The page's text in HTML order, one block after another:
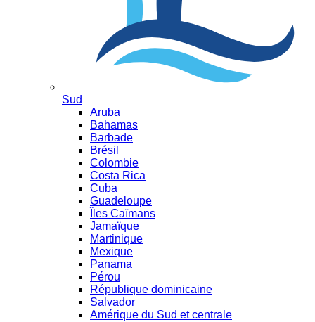
Sud
Aruba
Bahamas
Barbade
Brésil
Colombie
Costa Rica
Cuba
Guadeloupe
Îles Caïmans
Jamaïque
Martinique
Mexique
Panama
Pérou
République dominicaine
Salvador
Amérique du Sud et centrale